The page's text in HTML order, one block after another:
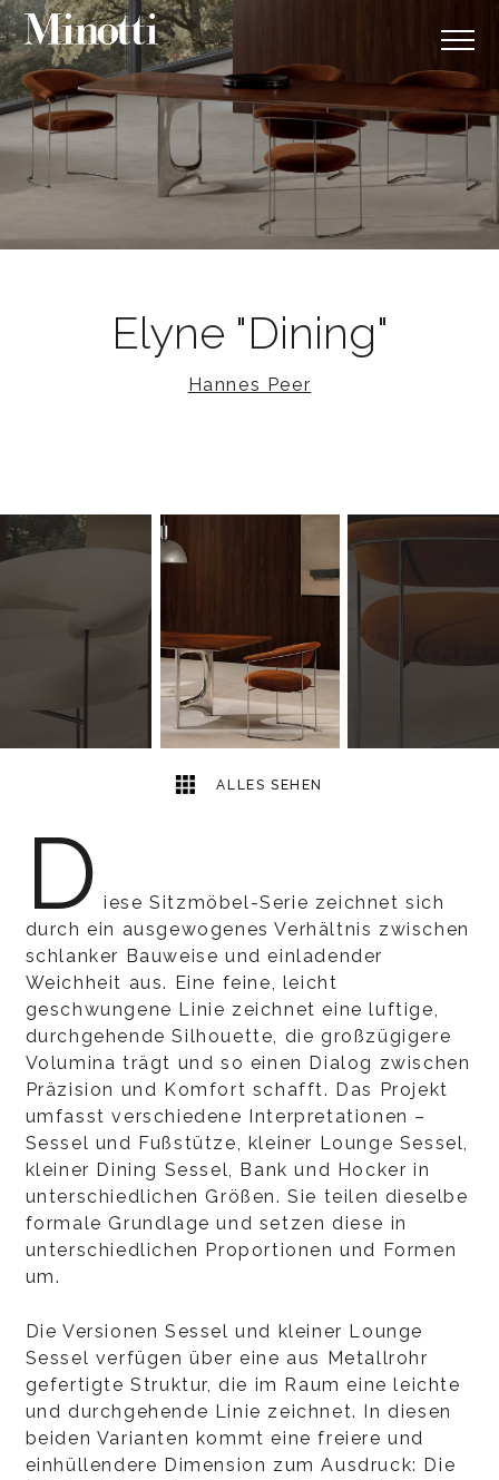
Elyne "Dining"
Hannes Peer
ALLES SEHEN
D iese Sitzmöbel-Serie zeichnet sich
durch ein ausgewogenes Verhältnis zwischen
schlanker Bauweise und einladender
Weichheit aus. Eine feine, leicht
geschwungene Linie zeichnet eine luftige,
durchgehende Silhouette, die großzügigere
Volumina trägt und so einen Dialog zwischen
Präzision und Komfort schafft. Das Projekt
umfasst verschiedene Interpretationen –
Sessel und Fußstütze, kleiner Lounge Sessel,
kleiner Dining Sessel, Bank und Hocker in
unterschiedlichen Größen. Sie teilen dieselbe
formale Grundlage und setzen diese in
unterschiedlichen Proportionen und Formen
um.
Die Versionen Sessel und kleiner Lounge
Sessel verfügen über eine aus Metallrohr
gefertigte Struktur, die im Raum eine leichte
und durchgehende Linie zeichnet. In diesen
beiden Varianten kommt eine freiere und
einhüllendere Dimension zum Ausdruck: Die